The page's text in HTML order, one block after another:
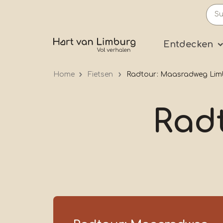
Entdecken
Home Fietsen Radtour: Maasradweg